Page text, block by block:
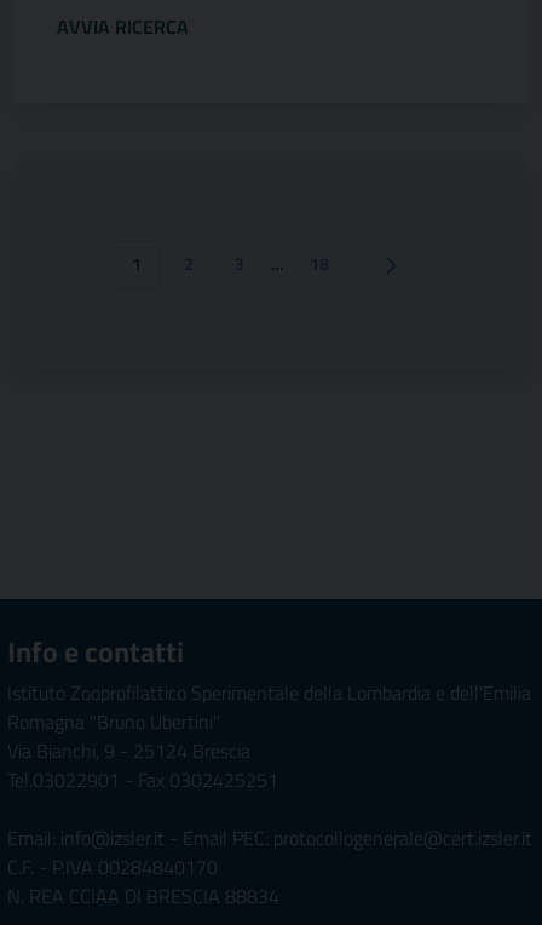
1 … Pagina successiva
Info e contatti
Istituto Zooprofilattico Sperimentale della Lombardia e dell'Emilia
Romagna "Bruno Ubertini"
Via Bianchi, 9 - 25124 Brescia
Tel.03022901 - Fax 0302425251
Email: info@izsler.it - Email PEC: protocollogenerale@cert.izsler.it
C.F. - P.IVA 00284840170
N. REA CCIAA DI BRESCIA 88834